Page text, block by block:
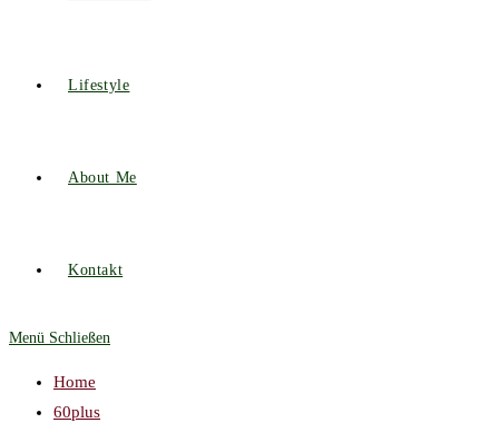
Lifestyle
About Me
Kontakt
Menü Schließen
Home
60plus